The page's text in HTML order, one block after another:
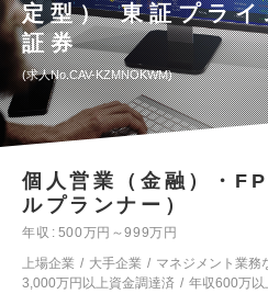
定型） 東証プラ
証券
求人No.CAV-KZMNOKWM
個人営業（金融）・
ルプランナー）
年収
500万円～999万円
上場企業
大手企業 マネジメント業務
3,000万円以上資金調達済
年収600万以